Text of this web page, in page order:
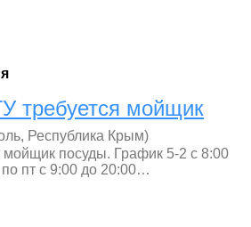
требуется мойщик
Республика Крым)
мойщик посуды. График 5-2 с 8:00
пт с 9:00 до 20:00…